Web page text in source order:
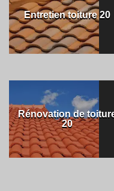
Entretien toiture 20
Rénovation de
20